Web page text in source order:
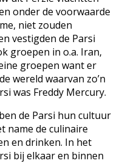
onder de voorwaarde
niet zouden
vestigden de Parsi
groepen in o.a. Iran,
groepen want er
wereld waarvan zo’n
was Freddy Mercury.
de Parsi hun cultuur
name de culinaire
en drinken. In het
bij elkaar en binnen